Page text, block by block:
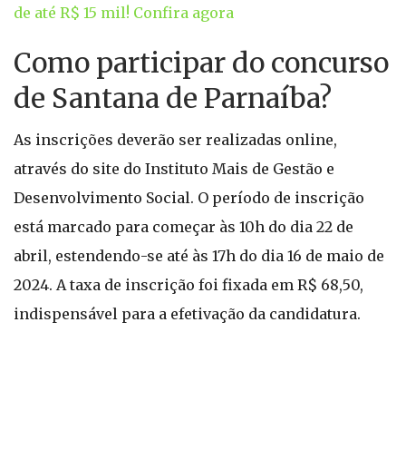
de até R$ 15 mil! Confira agora
Como participar do concurso
de Santana de Parnaíba?
As inscrições deverão ser realizadas online,
através do site do Instituto Mais de Gestão e
Desenvolvimento Social. O período de inscrição
está marcado para começar às 10h do dia 22 de
abril, estendendo-se até às 17h do dia 16 de maio de
2024. A taxa de inscrição foi fixada em R$ 68,50,
indispensável para a efetivação da candidatura.